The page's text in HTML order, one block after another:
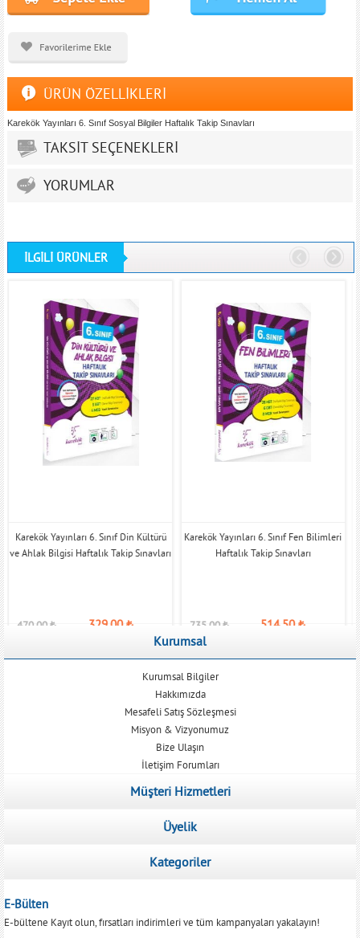
ÜRÜN ÖZELLİKLERİ
Karekök Yayınları 6. Sınıf Sosyal Bilgiler Haftalık Takip Sınavları
TAKSİT SEÇENEKLERİ
YORUMLAR
İLGİLİ ÜRÜNLER
Karekök Yayınları 6. Sınıf Din Kültürü
ve Ahlak Bilgisi Haftalık Takip Sınavları
470,00₺ 329,00₺
Karekök Yayınları 6. Sınıf Fen Bilimleri
Haftalık Takip Sınavları
735,00₺ 514,50₺
Kurumsal
Kurumsal Bilgiler
Hakkımızda
Mesafeli Satış Sözleşmesi
Misyon & Vizyonumuz
Bize Ulaşın
İletişim Forumları
Müşteri Hizmetleri
Üyelik
Kategoriler
E-Bülten
E-bültene Kayıt olun, fırsatları indirimleri ve tüm kampanyaları yakalayın!